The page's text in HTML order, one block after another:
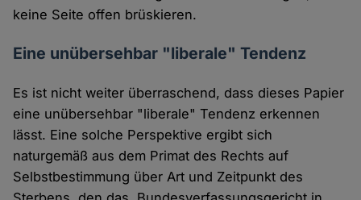
keine Seite offen brüskieren.
Eine unübersehbar "liberale" Tendenz
Es ist nicht weiter überraschend, dass dieses Papier
eine unübersehbar "liberale" Tendenz erkennen
lässt. Eine solche Perspektive ergibt sich
naturgemäß aus dem Primat des Rechts auf
Selbstbestimmung über Art und Zeitpunkt des